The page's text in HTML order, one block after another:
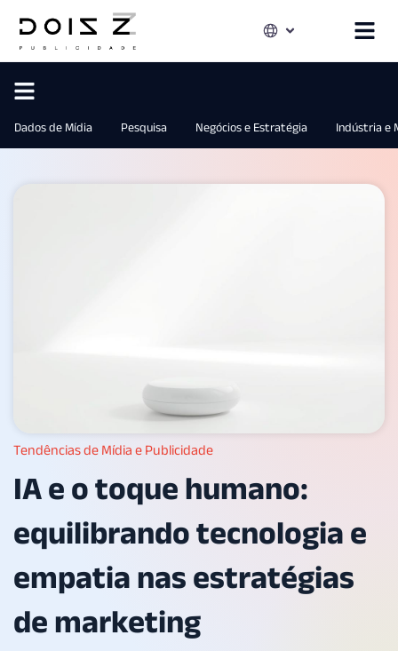
Dados de Mídia Pesquisa Negócios e Estratégia Indústria e
Tendências de Mídia e Publicidade
IA e o toque humano:
equilibrando tecnologia e
empatia nas estratégias
de marketing